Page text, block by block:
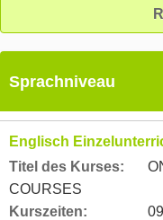
Sprachniveau
Englisch
Titel des Kurses:
COURSES
Kurszeiten: